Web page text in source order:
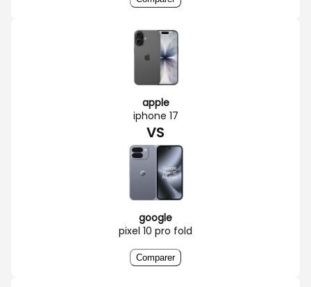
apple
iphone 17
VS
google
pixel 10 pro fold
Comparer